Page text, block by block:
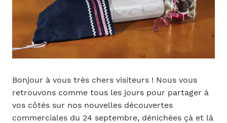
Bonjour à vous très chers visiteurs ! Nous vous
retrouvons comme tous les jours pour partager à
vos côtés sur nos nouvelles découvertes
commerciales du 24 septembre, dénichées çà et là